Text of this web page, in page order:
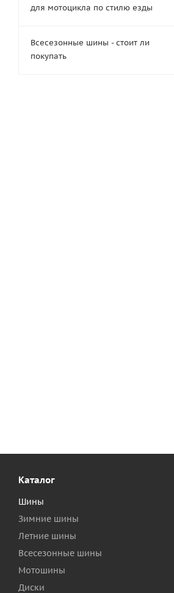
для мотоцикла по стилю езды
Всесезонные шины - стоит ли
покупать
Каталог
Шины
Зимние шины
Летние шины
Всесезонные шины
Мотошины
Диски